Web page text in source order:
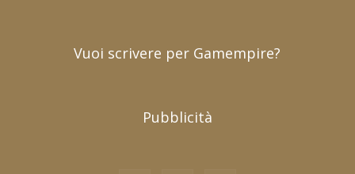
Vuoi scrivere per Gamempire?
Pubblicità